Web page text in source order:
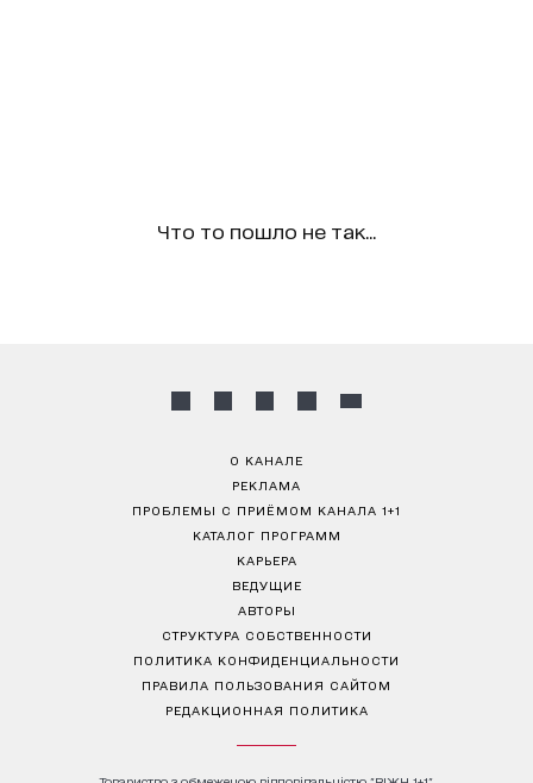
Что то пошло не так...
О КАНАЛЕ
РЕКЛАМА
ПРОБЛЕМЫ С ПРИЁМОМ КАНАЛА 1+1
КАТАЛОГ ПРОГРАММ
КАРЬЕРА
ВЕДУЩИЕ
АВТОРЫ
СТРУКТУРА СОБСТВЕННОСТИ
ПОЛИТИКА КОНФИДЕНЦИАЛЬНОСТИ
ПРАВИЛА ПОЛЬЗОВАНИЯ САЙТОМ
РЕДАКЦИОННАЯ ПОЛИТИКА